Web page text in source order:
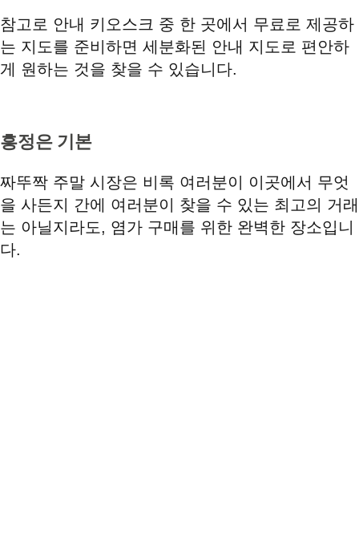
참고로 안내 키오스크 중 한 곳에서 무료로 제공하
는 지도를 준비하면 세분화된 안내 지도로 편안하
게 원하는 것을 찾을 수 있습니다.
흥정은 기본
짜뚜짝 주말 시장은 비록 여러분이 이곳에서 무엇
을 사든지 간에 여러분이 찾을 수 있는 최고의 거래
는 아닐지라도, 염가 구매를 위한 완벽한 장소입니
다.